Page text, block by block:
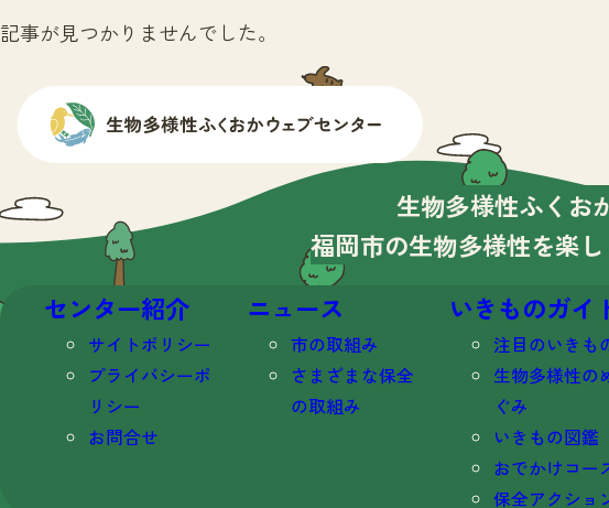
記事が見つかりませんでした。
生物多様性ふくお
福岡市の生物多様性を楽
センター紹介
サイトポリシー
プライバシーポ
リシー
お問合せ
ニュース
市の取組み
さまざまな保全
の取組み
いきものガイ
注目のいきも
生物多様性の
ぐみ
いきもの図鑑
おでかけコー
保全アクショ